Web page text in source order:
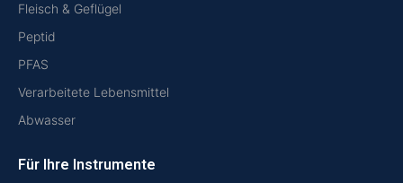
Fleisch & Geflügel
Peptid
PFAS
Verarbeitete Lebensmittel
Abwasser
Für Ihre Instrumente